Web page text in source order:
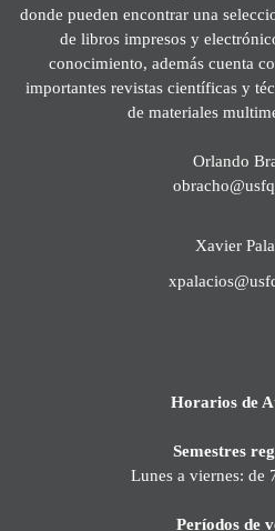
donde pueden encontrar una
de libros impresos y
conocimiento, además cuenta
importantes revistas científicas y
de materiales
Orlando
Xavier
Horarios de
Semestres
Lunes a viernes: de
Períodos de